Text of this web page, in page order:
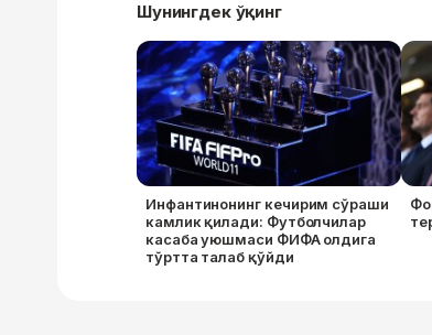
Шунингдек ўқинг
Инфантинонинг кечирим сўраши
камлик қилади: Футболчилар
касаба уюшмаси ФИФА олдига
тўртта талаб қўйди